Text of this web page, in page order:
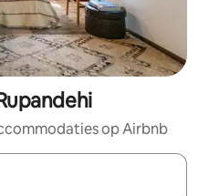
op Airbnb
zijn, maak je een keuze